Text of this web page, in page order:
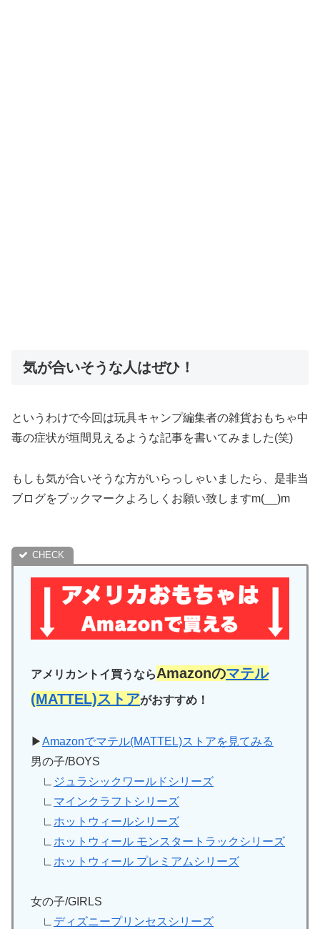
気が合いそうな人はぜひ！
というわけで今回は玩具キャンプ編集者の雑貨おもちゃ中
毒の症状が垣間見えるような記事を書いてみました(笑)
もしも気が合いそうな方がいらっしゃいましたら、是非当
ブログをブックマークよろしくお願い致しますm(__)m
アメリカントイ買うならAmazonのマテル
(MATTEL)ストアがおすすめ！
▶Amazonでマテル(MATTEL)ストアを見てみる
男の子/BOYS
∟
ジュラシックワールドシリーズ
∟ マインクラフトシリーズ
∟ ホットウィールシリーズ
∟ ホットウィール モンスタートラックシリーズ
∟ ホットウィール プレミアムシリーズ
女の子/GIRLS
∟ ディズニープリンセスシリーズ